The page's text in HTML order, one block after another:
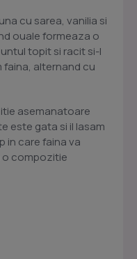
cu sarea, vanilia si
ouale formeaza o
topit si racit si-l
alternand cu
asemanatoare
este gata si il lasam
in care faina va
o compozitie